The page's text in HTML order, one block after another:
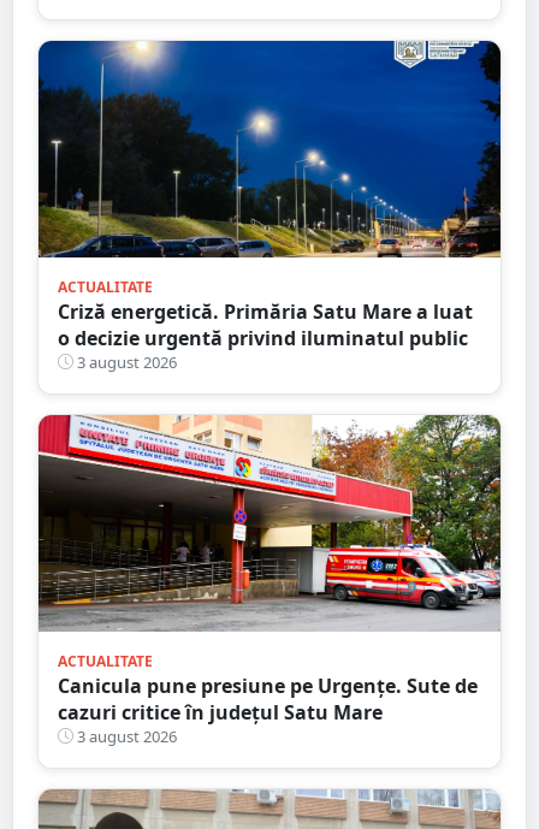
ACTUALITATE
Criză energetică. Primăria Satu Mare a luat
o decizie urgentă privind iluminatul public
3 august 2026
ACTUALITATE
Canicula pune presiune pe Urgențe. Sute de
cazuri critice în județul Satu Mare
3 august 2026